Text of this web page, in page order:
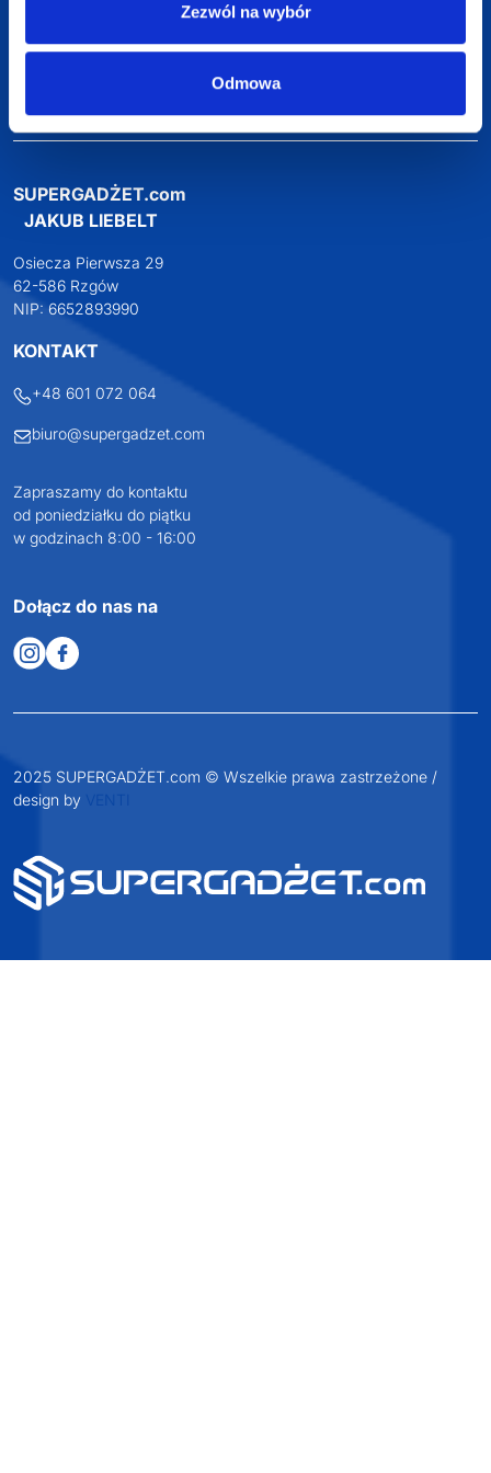
Zezwól na wybór
Odmowa
Darmowa dostawa
Darmowa wizualizacja
Profesjonalne doradztwo
SUPERGADŻET.com
JAKUB LIEBELT
Osiecza Pierwsza 29
NIP: 6652893990
KONTAKT
biuro@supergadzet.com
Zapraszamy do kontaktu
Dołącz do nas na
2025 SUPERGADŻET.com © Wszelkie prawa zastrzeżone /